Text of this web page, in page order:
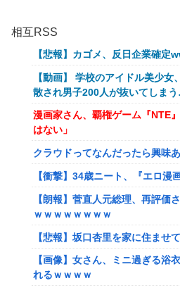
相互RSS
【悲報】カゴメ、反日企業確定
【動画】 学校のアイドル美少
散され男子200人が抜いてしま
漫画家さん、覇権ゲーム『NTE
はない」
クラウドってなんだったら興味
【衝撃】34歳ニート、『エロ漫
【朗報】菅直人元総理、再評価
ｗｗｗｗｗｗｗｗ
【悲報】坂口杏里を家に住ませ
【画像】女さん、ミニ過ぎる浴
れるｗｗｗｗ